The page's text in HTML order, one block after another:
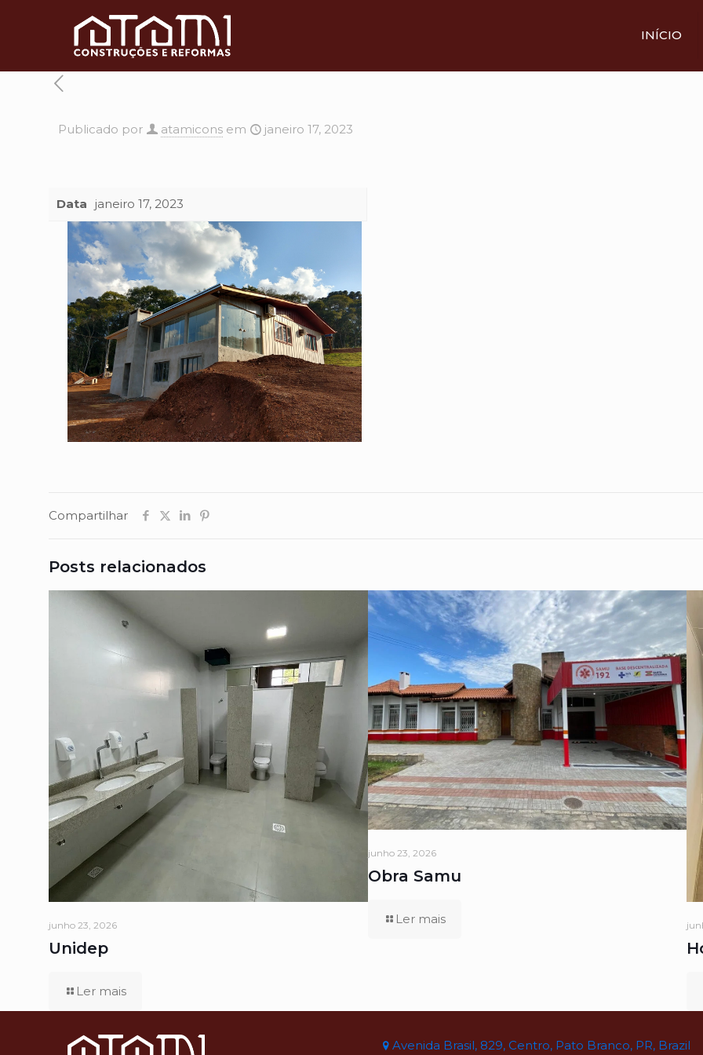
INÍCIO
Publicado por atamicons em janeiro 17, 2023
Data janeiro 17, 2023
Compartilhar
Posts relacionados
junho 23, 2026
Unidep
Ler mais
junho 23, 2026
Obra Samu
Ler mais
Avenida Brasil, 829, Centro, Pato Branco, PR, Brazil